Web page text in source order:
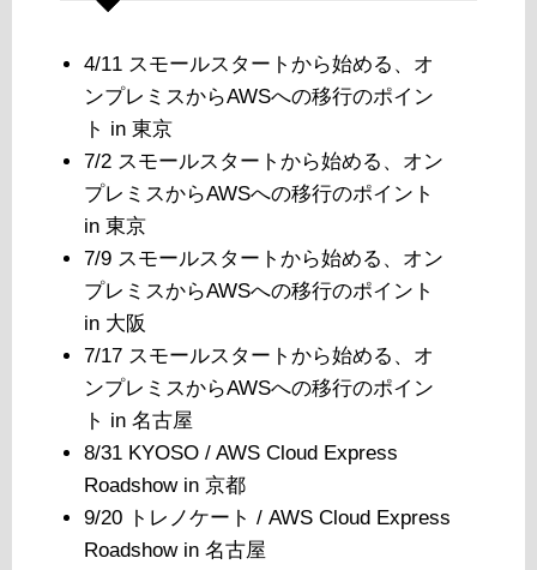
4/11 スモールスタートから始める、オ
ンプレミスからAWSへの移行のポイン
ト in 東京
7/2 スモールスタートから始める、オン
プレミスからAWSへの移行のポイント
in 東京
7/9 スモールスタートから始める、オン
プレミスからAWSへの移行のポイント
in 大阪
7/17 スモールスタートから始める、オ
ンプレミスからAWSへの移行のポイン
ト in 名古屋
8/31 KYOSO / AWS Cloud Express
Roadshow in 京都
9/20 トレノケート / AWS Cloud Express
Roadshow in 名古屋